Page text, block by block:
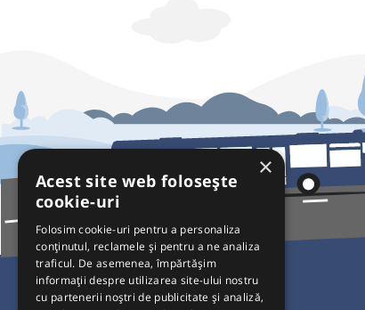
Pentru Călători
×
Acest site web folosește
cookie-uri
Folosim cookie-uri pentru a personaliza
conținutul, reclamele și pentru a ne analiza
traficul. De asemenea, împărtășim
informații despre utilizarea site-ului nostru
cu partenerii noștri de publicitate și analiză,